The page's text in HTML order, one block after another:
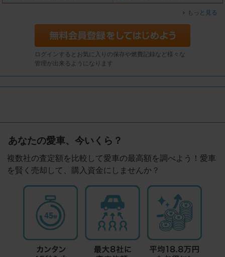
もっと見る
ログインするとお気に入りの保存や燃費記録など様々な
管理が出来るようになります
あなたの愛車、今いくら？
複数社の査定額を比較して愛車の最高額を調べよう！愛車
を賢く売却して、購入資金にしませんか？